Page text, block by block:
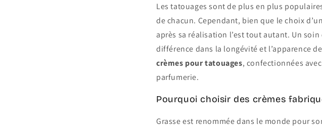
Les tatouages sont de plus en plus
de chacun. Cependant, bien que le choix
après sa réalisation l’est tout autant. Un
différence dans la longévité et l’apparence
crèmes pour tatouages, confectionnées
parfumerie.
Pourquoi choisir des crèmes
Grasse est renommée dans le monde pour